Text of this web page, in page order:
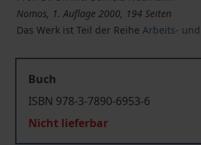
Nomos, 1. Auflage 2000, 194 Seiten
Das Werk ist Teil der Reihe Arbeits-
Buch
ISBN 978-3-7890-6953-6
Nicht lieferbar